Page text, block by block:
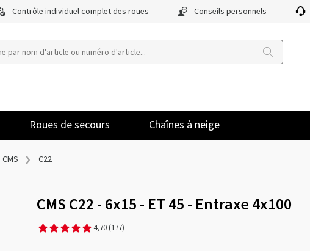
Contrôle individuel complet des roues Conseils personnels
Roues de secours Chaînes à neige
CMS C22
CMS C22 - 6x15 - ET 45 - Entraxe 4x100
4,70 (177)